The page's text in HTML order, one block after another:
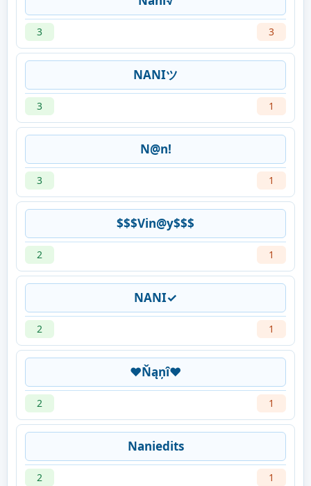
3 3
NANIツ
3 1
N@n!
3 1
$$$Vin@y$$$
2 1
NANI✓
2 1
❤Ňąņî❤
2 1
Naniedits
2 1